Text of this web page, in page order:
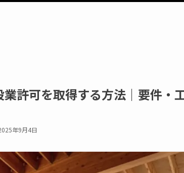
許可を取得する方法｜要件・
年9月4日